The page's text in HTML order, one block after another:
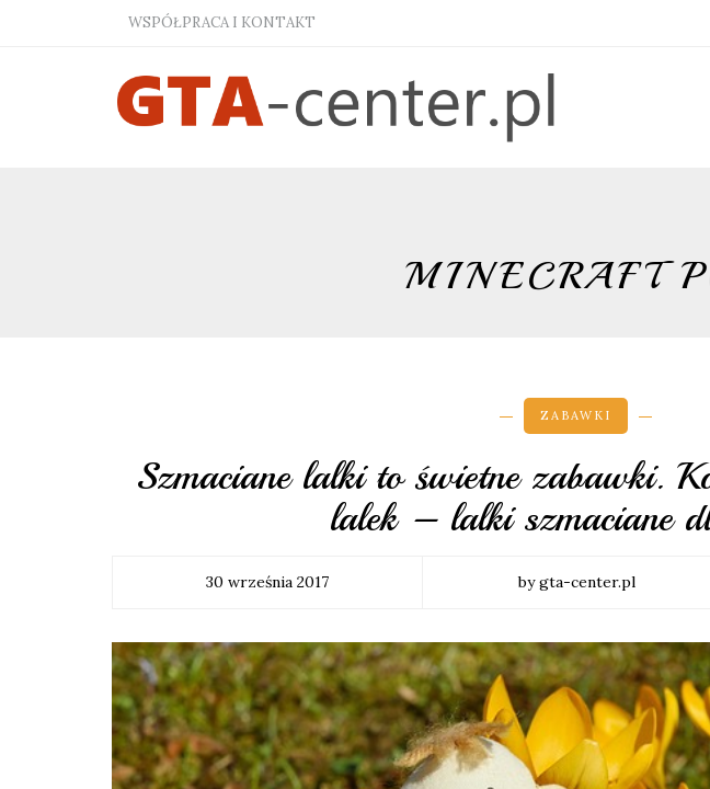
WSPÓŁPRACA I KONTAKT
MINECRAFT
ZABAWKI
Szmaciane lalki to świetne zabawki.
lalek – lalki szmaciane
30 września 2017 by gta-center.pl